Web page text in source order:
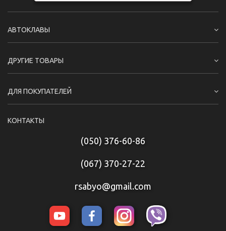
АВТОКЛАВЫ
ДРУГИЕ ТОВАРЫ
ДЛЯ ПОКУПАТЕЛЕЙ
КОНТАКТЫ
(050) 376-60-86
(067) 370-27-22
rsabyo@gmail.com